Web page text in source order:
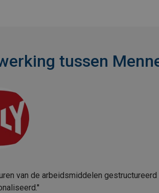
tussen
van de arbeidsmiddelen gestructureerd